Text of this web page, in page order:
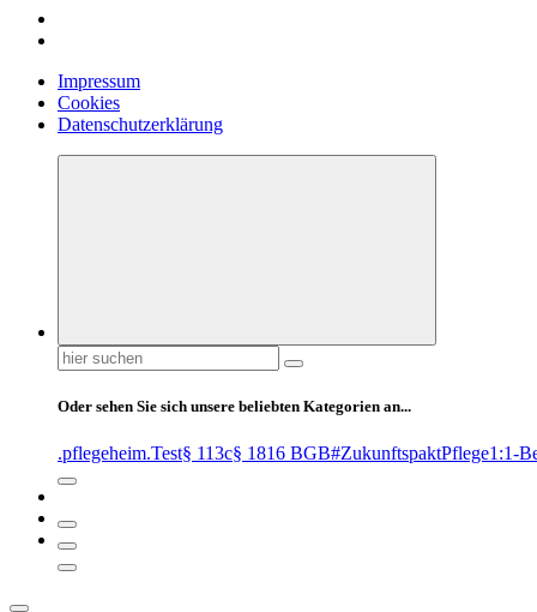
Impressum
Cookies
Datenschutzerklärung
Suchen
nach:
Oder sehen Sie sich unsere beliebten Kategorien an...
.pflegeheim.Test§ 113c§ 1816 BGB#ZukunftspaktPflege1:1-